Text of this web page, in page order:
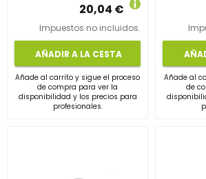
20,04 €
Impuestos no incluidos.
AÑADIR A LA CESTA
Añade al carrito y sigue el proceso
de compra para ver la
disponibilidad y los precios para
profesionales.
Añade al
de